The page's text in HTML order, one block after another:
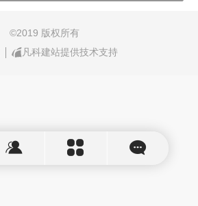
©2019 版权所有
凡科建站提供技术支持